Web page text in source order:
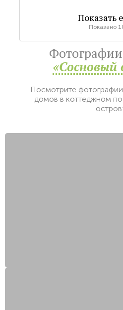
Показать
Показано
«Сосновый
Посмотрите
домов в коттеджном